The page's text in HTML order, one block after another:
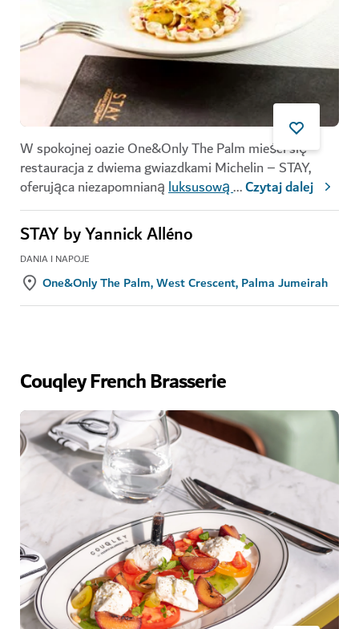
W spokojnej oazie One&Only The Palm mieści się
restauracja z dwiema gwiazdkami Michelin – STAY,
oferująca niezapomnianąluksusową...Czytaj dalej
STAY by Yannick Alléno
DANIA I NAPOJE
One&Only The Palm, West Crescent, Palma Jumeirah
Couqley French Brasserie